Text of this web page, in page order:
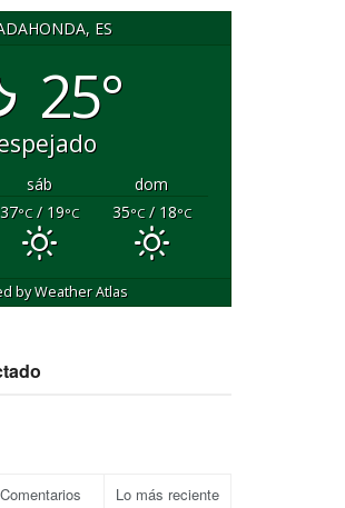
ES
25°
sáb
dom
37°C/ 19°C 35°C/ 18°C
byWeather Atlas
Comentarios Lo más reciente